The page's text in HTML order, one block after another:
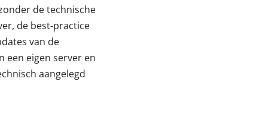
de technische
de best-practice
van de
een eigen server en
aangelegd